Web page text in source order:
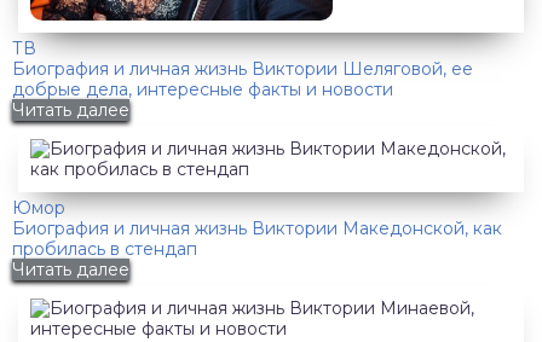
ТВ
Биография и личная жизнь Виктории Шеляговой, ее
добрые дела, интересные факты и новости
Читать далее
Юмор
Биография и личная жизнь Виктории Македонской, как
пробилась в стендап
Читать далее